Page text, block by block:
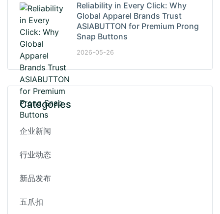
Reliability in Every Click: Why
Global Apparel Brands Trust
ASIABUTTON for Premium Prong
Snap Buttons
2026-05-26
Categories
企业新闻
行业动态
新品发布
五爪扣